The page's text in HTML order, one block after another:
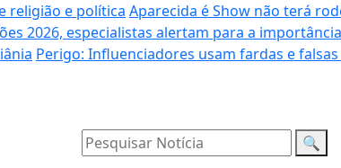
religião e política Aparecida é Show não terá
2026, especialistas alertam para a
Perigo: Influenciadores usam fardas e
🔍